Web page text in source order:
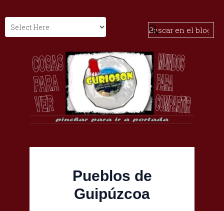
Pueblos de
Guipúzcoa